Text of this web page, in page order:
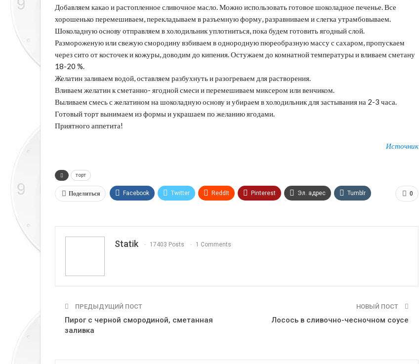
Добавляем какао и растопленное сливочное масло. Можно использовать готовое шоколадное печенье. Все
хорошенько перемешиваем, перекладываем в разъемную форму, разравниваем и слегка утрамбовываем.
Шоколадную основу отправляем в холодильник уплотниться, пока будем готовить ягодный слой.
Размороженую или свежую смородину взбиваем в однородную пюреобразную массу с сахаром, пропускаем
через сито от косточек и кожуры, доводим до кипения. Остужаем до комнатной температуры и вливаем сметану
18-20 %.
Желатин заливаем водой, оставляем разбухнуть и разогреваем для растворения.
Вливаем желатин к сметанно- ягодной смеси и перемешиваем миксером или венчиком.
Выливаем смесь с желатином на шоколадную основу и убираем в холодильник для застывания на 2-3 часа.
Готовый торт вынимаем из формы и украшаем по желанию ягодами.
Приятного аппетита!
Источник
торт
0
Поделиться Facebook Twitter ReddIt Pinterest Эл. адрес Tumblr
Statik 17403 Posts 1 Comments
ПРЕДЫДУЩИЙ ПОСТ
Пирог с черной смородиной, сметанная
заливка
НОВЫЙ ПОСТ
Лосось в сливочно-чесночном соусе